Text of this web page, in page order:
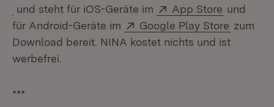
(Öffnet in neuem Fenster)
und steht für iOS-Geräte im Extern:
App Store (Öffnet
und
für Android-Geräte im
Extern:
Google Play Store (Öffnet
zum
Download bereit. NINA kostet nichts und ist
werbefrei.
***